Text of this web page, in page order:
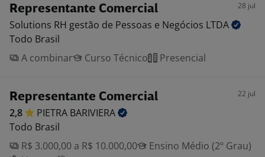
Representante Comercial 28 jul
Solutions RH gestão de Pessoas e Negócios LTDA
Todo Brasil
A combinar
Curso Técnico Presencial
Representante Comercial 22 jul
2,8 PIETRA BARIVIERA
Todo Brasil
R$ 3.000,00 a R$ 10.000,00
Ensino Médio (2º Grau)